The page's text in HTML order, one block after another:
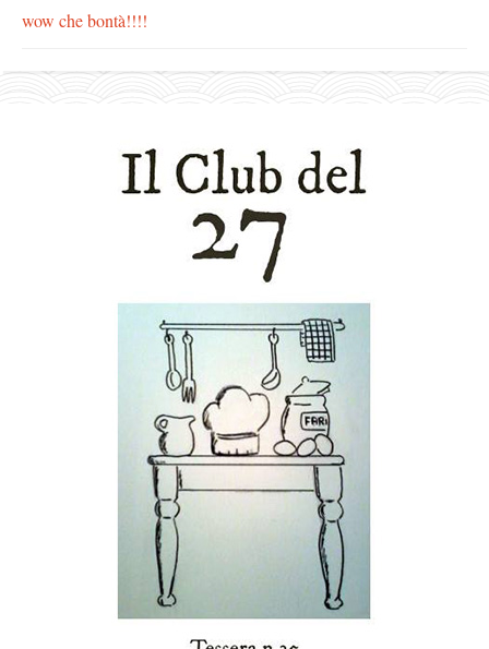
wow che bontà!!!!